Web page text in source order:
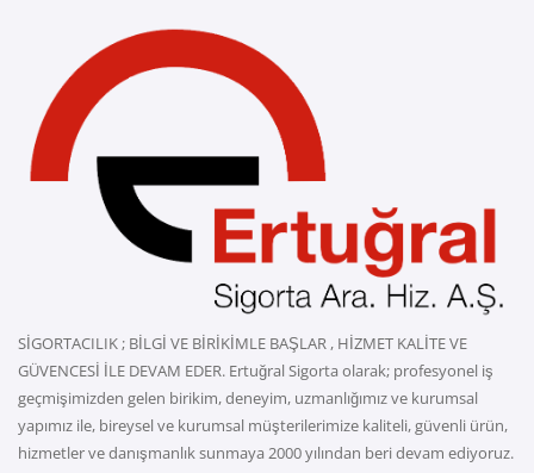
SİGORTACILIK ; BİLGİ VE BİRİKİMLE BAŞLAR , HİZMET KALİTE VE
GÜVENCESİ İLE DEVAM EDER. Ertuğral Sigorta olarak; profesyonel iş
geçmişimizden gelen birikim, deneyim, uzmanlığımız ve kurumsal
yapımız ile, bireysel ve kurumsal müşterilerimize kaliteli, güvenli ürün,
hizmetler ve danışmanlık sunmaya 2000 yılından beri devam ediyoruz.